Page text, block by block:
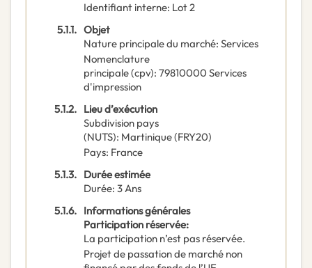
Identifiant interne: Lot 2
5.1.1. Objet
Nature principale du marché: Services
Nomenclature
principale(cpv): 79810000 Services
d'impression
5.1.2. Lieu d’exécution
Subdivision pays
(NUTS): Martinique(FRY20)
Pays: France
5.1.3. Durée estimée
Durée: 3Ans
5.1.6. Informations générales
Participation réservée:
La participation n’est pas réservée.
Projet de passation de marché non